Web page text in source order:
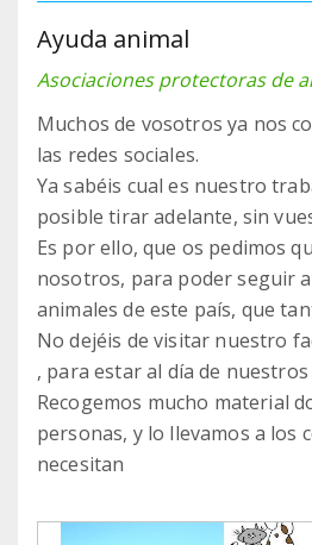
Ayuda animal
Asociaciones protectoras de
Muchos de vosotros ya nos
las redes sociales.
Ya sabéis cual es nuestro
posible tirar adelante, sin
Es por ello, que os pedimos
nosotros, para poder seguir
animales de este país, que
No dejéis de visitar nuestro
, para estar al día de
Recogemos mucho material
personas, y lo llevamos a los
necesitan